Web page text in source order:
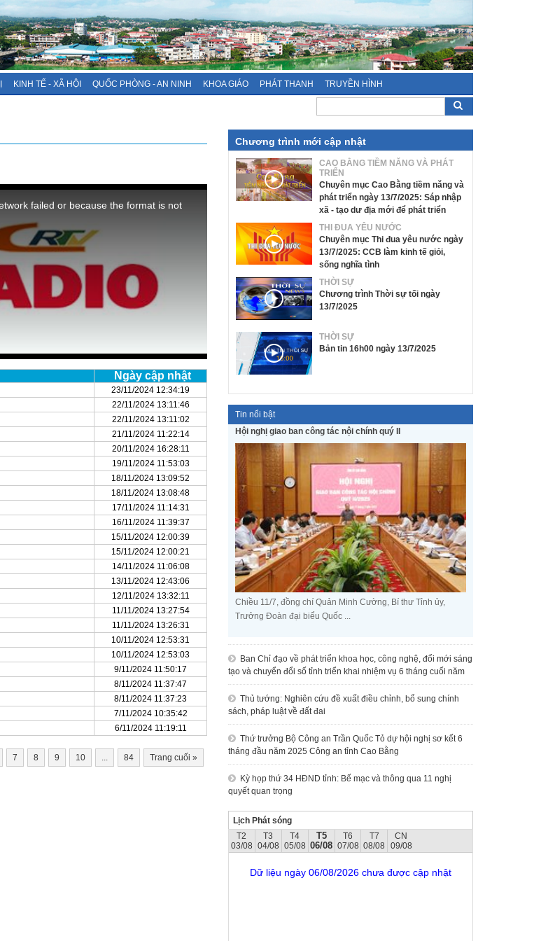
KINH TẾ - XÃ HỘI QUỐC PHÒNG - AN NINH KHOA GIÁO PHÁT THANH TRUYỀN HÌNH
Ngày cập nhật
23/11/2024 12:34:19
22/11/2024 13:11:46
22/11/2024 13:11:02
21/11/2024 11:22:14
20/11/2024 16:28:11
19/11/2024 11:53:03
18/11/2024 13:09:52
18/11/2024 13:08:48
17/11/2024 11:14:31
16/11/2024 11:39:37
15/11/2024 12:00:39
15/11/2024 12:00:21
14/11/2024 11:06:08
13/11/2024 12:43:06
12/11/2024 13:32:11
11/11/2024 13:27:54
11/11/2024 13:26:31
10/11/2024 12:53:31
10/11/2024 12:53:03
9/11/2024 11:50:17
8/11/2024 11:37:47
8/11/2024 11:37:23
7/11/2024 10:35:42
6/11/2024 11:19:11
7 8 9 10 ... 84 Trang cuối »
Chương trình mới cập nhật
CAO BẰNG TIỀM NĂNG VÀ PHÁT
TRIỂN
Chuyên mục Cao Bằng tiềm năng và
phát triển ngày 13/7/2025: Sáp nhập
xã - tạo dư địa mới để phát triển
THI ĐUA YÊU NƯỚC
Chuyên mục Thi đua yêu nước ngày
13/7/2025: CCB làm kinh tế giỏi,
sống nghĩa tình
THỜI SỰ
Chương trình Thời sự tối ngày
13/7/2025
THỜI SỰ
Bản tin 16h00 ngày 13/7/2025
Tin nổi bật
Hội nghị giao ban công tác nội chính quý II
Chiều 11/7, đồng chí Quản Minh Cường, Bí thư Tỉnh ủy,
Trưởng Đoàn đại biểu Quốc ...
Ban Chỉ đạo về phát triển khoa học, công nghệ, đổi mới sáng
tạo và chuyển đổi số tỉnh triển khai nhiệm vụ 6 tháng cuối năm
Thủ tướng: Nghiên cứu đề xuất điều chỉnh, bổ sung chính
sách, pháp luật về đất đai
Thứ trưởng Bộ Công an Trần Quốc Tỏ dự hội nghị sơ kết 6
tháng đầu năm 2025 Công an tỉnh Cao Bằng
Kỳ họp thứ 34 HĐND tỉnh: Bế mạc và thông qua 11 nghị
quyết quan trọng
Lịch Phát sóng
T2
03/08
T3
04/08
T4
05/08
T5
06/08
T6
07/08
T7
08/08
CN
09/08
Dữ liệu ngày 06/08/2026 chưa được cập nhật